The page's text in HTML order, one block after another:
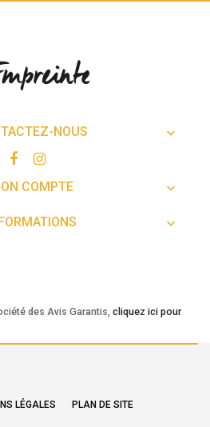
NOUS 
COMPTE 

des Avis Garantis, cliquez ici pour
LÉGALES PLAN DE SITE